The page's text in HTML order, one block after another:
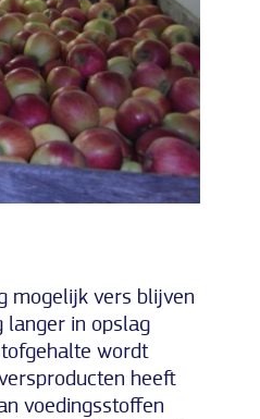
mogelijk vers blijven
langer in opslag
wordt
heeft
voedingsstoffen